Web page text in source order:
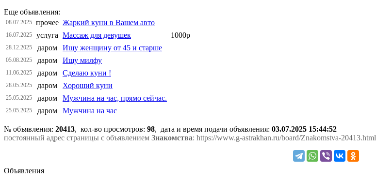
Еще объявления:
08.07.2025 прочее Жаркий куни в Вашем авто
16.07.2025 услуга Массаж для девушек 1000р
28.12.2025 даром Ищу женщину от 45 и старше
05.08.2025 даром Ищу милфу
11.06.2025 даром Сделаю куни !
28.05.2025 даром Хороший куни
25.05.2025 даром Мужчина на час, прямо сейчас.
25.05.2025 даром Мужчина на час
№ объявления: 20413, кол-во просмотров: 98, дата и время подачи объявления: 03.07.2025 15:44:52
постоянный адрес страницы с объявлением Знакомства: https://www.g-astrakhan.ru/board/Znakomstva-20413.html
Объявления